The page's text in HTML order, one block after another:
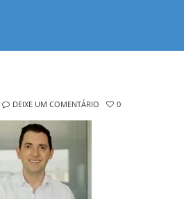
DEIXE UM COMENTÁRIO 0